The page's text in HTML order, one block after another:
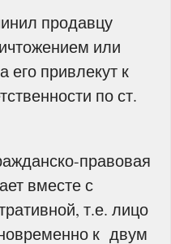
продавцу
или
его привлекут к
по ст.
правовая
вместе с
т.е. лицо
к двум